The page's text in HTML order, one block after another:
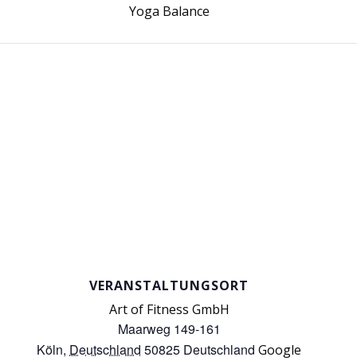
Yoga Balance
VERANSTALTUNGSORT
Art of Fitness GmbH
Maarweg 149-161
Köln, Deutschland 50825 Deutschland Google